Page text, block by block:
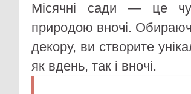
Місячні сади — це
природою вночі.
декору, ви створите
як вдень, так і вночі.